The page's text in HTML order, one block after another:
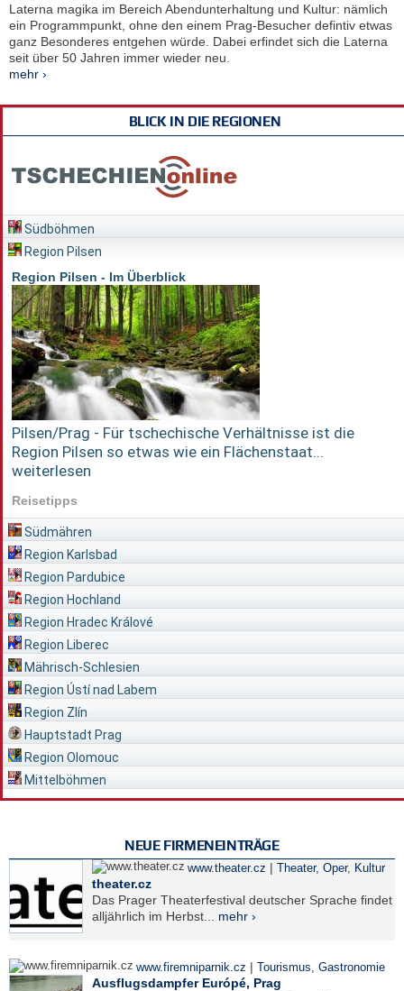
Laterna magika im Bereich Abendunterhaltung und Kultur: nämlich
ein Programmpunkt, ohne den einem Prag-Besucher defintiv etwas
ganz Besonderes entgehen würde. Dabei erfindet sich die Laterna
seit über 50 Jahren immer wieder neu.
mehr ›
BLICK IN DIE REGIONEN
Südböhmen
Region Pilsen
Region Pilsen - Im Überblick
Pilsen/Prag - Für tschechische Verhältnisse ist die
Region Pilsen so etwas wie ein Flächenstaat...
weiterlesen
Reisetipps
Südmähren
Region Karlsbad
Region Pardubice
Region Hochland
Region Hradec Králové
Region Liberec
Mährisch-Schlesien
Region Ústí nad Labem
Region Zlín
Hauptstadt Prag
Region Olomouc
Mittelböhmen
NEUE FIRMENEINTRÄGE
www.theater.cz | Theater, Oper, Kultur
theater.cz
Das Prager Theaterfestival deutscher Sprache findet
alljährlich im Herbst... mehr ›
www.firemniparnik.cz | Tourismus, Gastronomie
Ausflugsdampfer Európé, Prag